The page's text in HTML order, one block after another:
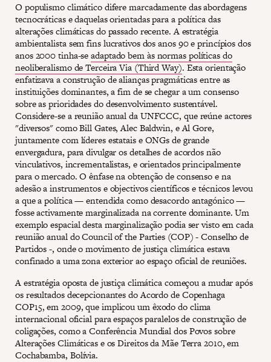
O populismo climático difere marcadamente das abordagens
tecnocráticas e daquelas orientadas para a política das
alterações climáticas do passado recente. A estratégia
ambientalista sem fins lucrativos dos anos 90 e princípios dos
anos 2000 tinha-seadaptado bem às normas políticas do
neoliberalismo de Terceira Via (Third Way). Esta orientação
enfatizava a construção de alianças pragmáticas entre as
instituições dominantes, a fim de se chegar a um consenso
sobre as prioridades do desenvolvimento sustentável.
Considere-se a reunião anual da UNFCCC, que reúne actores
"diversos" como Bill Gates, Alec Baldwin, e Al Gore,
juntamente com líderes estatais e ONGs de grande
envergadura, para divulgar os detalhes de acordos não
vinculativos, incrementalistas, e orientados principalmente
para o mercado. O ênfase na obtenção de consenso e na
adesão a instrumentos e objectivos científicos e técnicos levou
a que a política — entendida como desacordo antagónico —
fosse activamente marginalizada na corrente dominante. Um
exemplo espacial desta marginalização podia ser visto em cada
reunião anual do Council of the Parties (COP) - Conselho de
Partidos -, onde o movimento de justiça climática estava
confinado a uma zona exterior ao espaço oficial de reuniões.
A estratégia oposta de justiça climática começou a mudar após
os resultados decepcionantes do Acordo de Copenhaga
COP15, em 2009, que implicou um êxodo do clima
internacional oficial para espaços paralelos de construção de
coligações, como a Conferência Mundial dos Povos sobre
Alterações Climáticas e os Direitos da Mãe Terra 2010, em
Cochabamba, Bolívia.